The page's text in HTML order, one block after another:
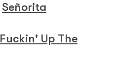
Señorita
Fuckin' Up The